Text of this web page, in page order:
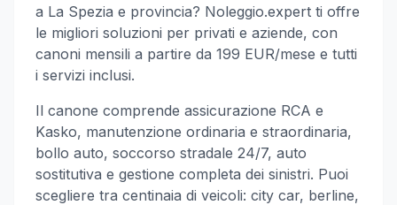
a La Spezia e provincia? Noleggio.expert ti offre
le migliori soluzioni per privati e aziende, con
canoni mensili a partire da 199 EUR/mese e tutti
i servizi inclusi.
Il canone comprende assicurazione RCA e
Kasko, manutenzione ordinaria e straordinaria,
bollo auto, soccorso stradale 24/7, auto
sostitutiva e gestione completa dei sinistri. Puoi
scegliere tra centinaia di veicoli: city car, berline,